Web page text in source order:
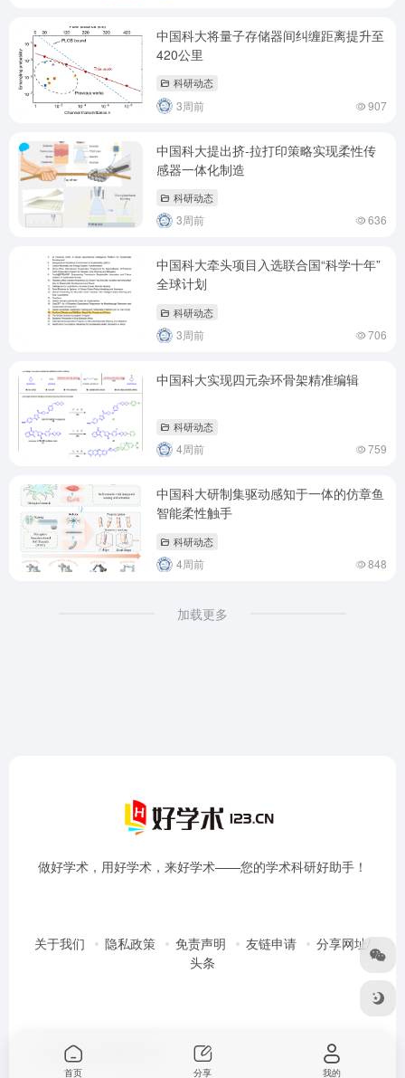
中国科大将量子存储器间纠缠距离提升至
420公里
科研动态
3周前 907
中国科大提出挤-拉打印策略实现柔性传
感器一体化制造
科研动态
3周前 636
中国科大牵头项目入选联合国“科学十年”
全球计划
科研动态
3周前 706
中国科大实现四元杂环骨架精准编辑
科研动态
4周前 759
中国科大研制集驱动感知于一体的仿章鱼
智能柔性触手
科研动态
4周前 848
加载更多
做好学术，用好学术，来好学术——您的学术科研好助手！
关于我们 隐私政策 免责声明 友链申请
分享网址/
头条
Copyright © 2026
首页 分享 我的